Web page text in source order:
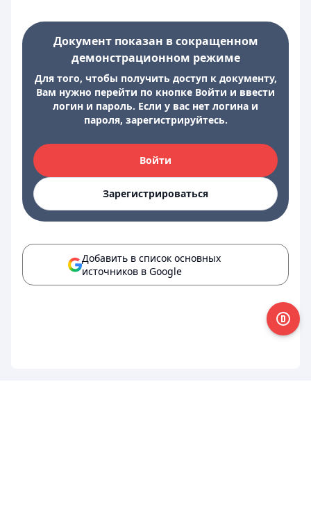
Документ показан в сокращенном
демонстрационном режиме
Для того, чтобы получить доступ к документу,
Вам нужно перейти по кнопке Войти и ввести
логин и пароль. Если у вас нет логина и
пароля, зарегистрируйтесь.
Войти
Зарегистрироваться
Добавить в список основных
источников в Google